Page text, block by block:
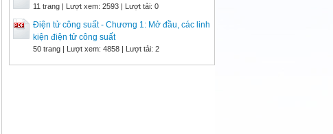
11 trang | Lượt xem: 2593 | Lượt tải: 0
Điện tử công suất - Chương 1: Mở đầu, các linh
kiện điện tử công suất
50 trang | Lượt xem: 4858 | Lượt tải: 2